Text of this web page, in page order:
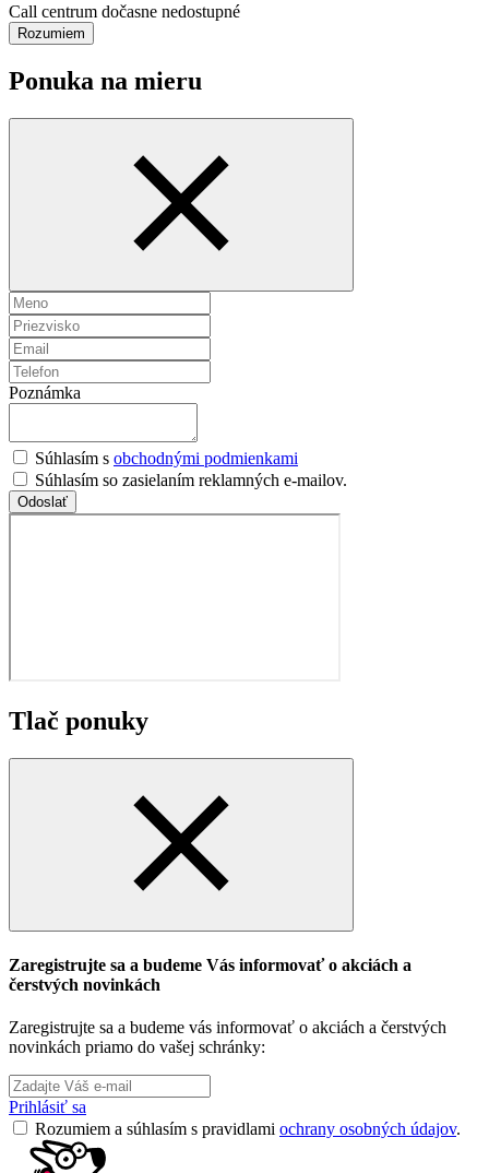
Call centrum dočasne nedostupné
Rozumiem
Ponuka na mieru
Poznámka
Súhlasím s obchodnými podmienkami
Súhlasím so zasielaním reklamných e-mailov.
Odoslať
Tlač ponuky
Zaregistrujte sa a budeme Vás informovať o akciách a
čerstvých novinkách
Zaregistrujte sa a budeme vás informovať o akciách a čerstvých
novinkách priamo do vašej schránky:
Prihlásiť sa
Rozumiem a súhlasím s pravidlami ochrany osobných údajov.